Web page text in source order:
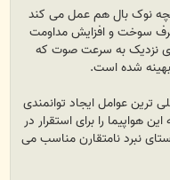
نوک بال هم عمل می کند
سوخت و افزایش مداومت
نزدیک به سرعت صوت که
بهینه شده است.
ترین عوامل ایجاد توانمندی
هواپیما را برای استقرار در
نبرد نامتقارن مناسب می